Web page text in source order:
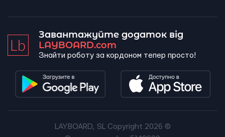
Завантажуйте додаток від
LAYBOARD.com
Знайти роботу за кордоном тепер просто!
LAYBOARD, SL Copyright 2026 ©